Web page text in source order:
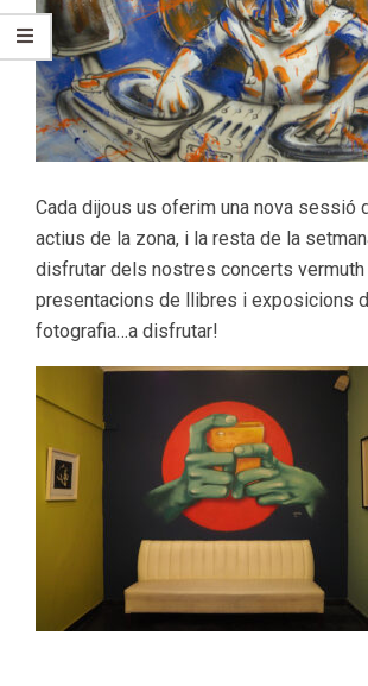
Cada dijous us oferim una nova sessió
actius de la zona, i la resta de la
disfrutar dels nostres concerts vermuth
presentacions de llibres i exposicions
fotografia…a disfrutar!